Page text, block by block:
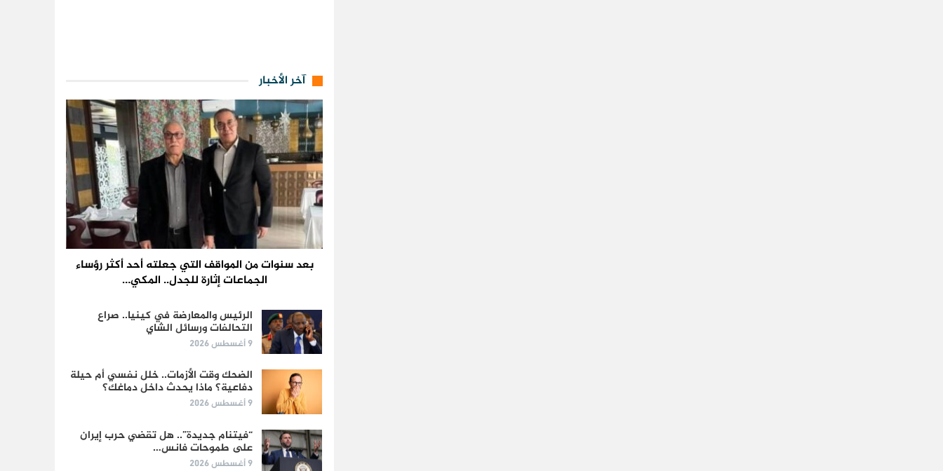
آخر الأخبار
بعد سنوات من المواقف التي جعلته أحد أكثر رؤساء
الجماعات إثارة للجدل.. المكي…
الرئيس والمعارضة في كينيا.. صراع
التحالفات ورسائل الشاي
9 أغسطس 2026
الضحك وقت الأزمات.. خلل نفسي أم حيلة
دفاعية؟ ماذا يحدث داخل دماغك؟
9 أغسطس 2026
“فيتنام جديدة”.. هل تقضي حرب إيران
على طموحات فانس…
9 أغسطس 2026